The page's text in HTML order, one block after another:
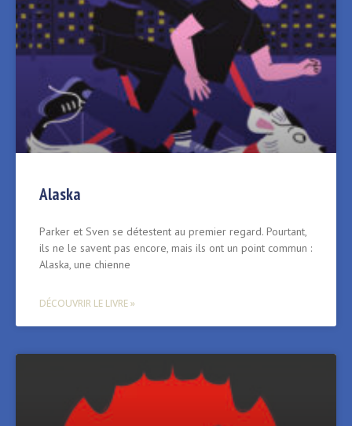
Alaska
Parker et Sven se détestent au premier regard. Pourtant,
ils ne le savent pas encore, mais ils ont un point commun :
Alaska, une chienne
DÉCOUVRIR LE LIVRE »